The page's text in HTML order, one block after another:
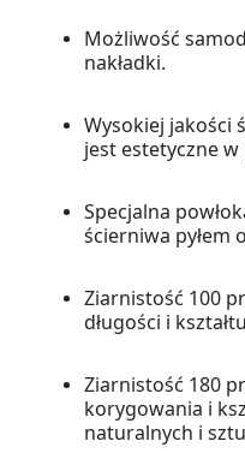
Możliwość
nakładki.
Wysokiej jakości
jest estetyczne w
Specjalna
ścierniwa pyłem
Ziarnistość 100
długości i
Ziarnistość 180
korygowania i
naturalnych i